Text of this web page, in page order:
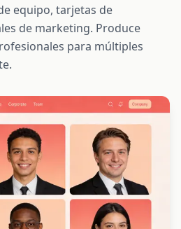
equipo, tarjetas de
de marketing. Produce
para múltiples